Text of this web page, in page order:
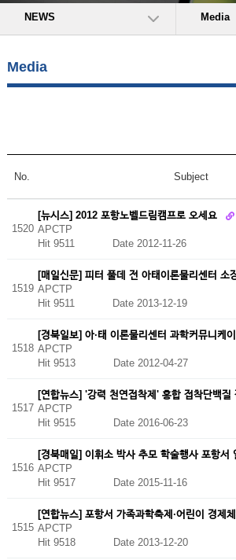
NEWS Media
Media
No. Subject
1520
[뉴시스] 2012 포항노벨드림캠프로 오세요
APCTP
Hit 9511
Date 2012-11-26
1519
[매일신문] 피터 풀데 전 아태이론물리센터 소
APCTP
Hit 9511
Date 2013-12-19
1518
[경북일보] 아·태 이론물리센터 과학커뮤니케
APCTP
Hit 9513
Date 2012-04-27
1517
[연합뉴스] '강력 천연접착제' 홍합 접착단백질
APCTP
Hit 9515
Date 2016-06-23
1516
[경북매일] 이휘소 박사 추모 학술행사 포항서
APCTP
Hit 9517
Date 2015-11-16
1515
[연합뉴스] 포항서 가족과학축제·어린이 경제
APCTP
Hit 9518
Date 2013-12-20